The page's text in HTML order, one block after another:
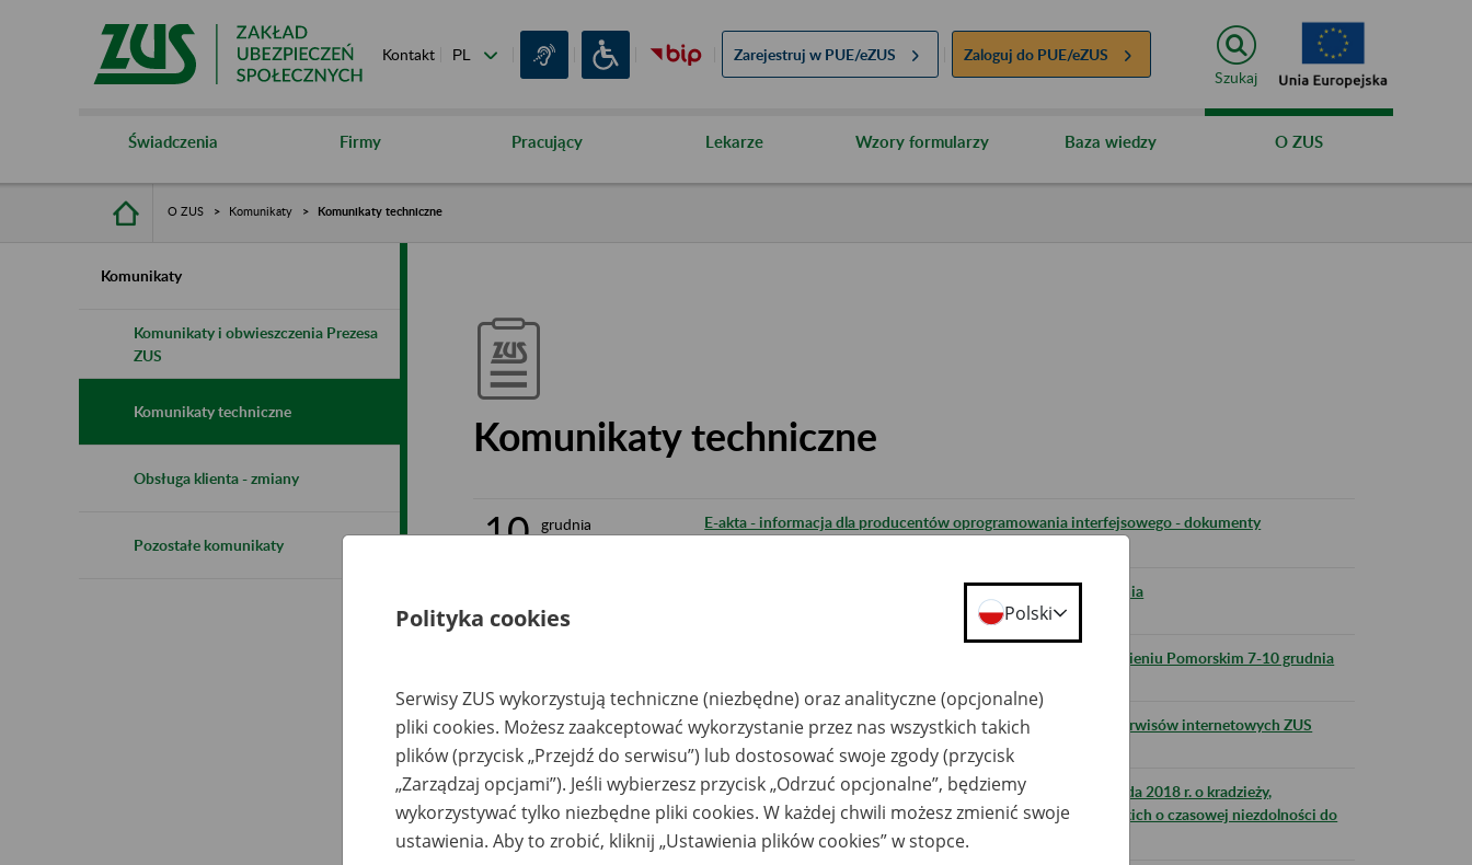
Kontakt Zarejestruj w PUE/eZUS Zaloguj do PUE/eZUS
Szukaj
Świadczenia Firmy Pracujący Lekarze Wzory formularzy Baza wiedzy O ZUS
O ZUS Komunikaty Komunikaty techniczne
Komunikaty
Komunikaty i obwieszczenia Prezesa
ZUS
Komunikaty techniczne
Obsługa klienta - zmiany
Pozostałe komunikaty
Komunikaty techniczne
10
grudnia
2018
E-akta - informacja dla producentów oprogramowania interfejsowego - dokumenty
6 2018
Możliwe ograniczenia w dostępności PUE w nocy z 7 na 8 grudnia
Przerwa w obsłudze klientów w Punkcie informacyjnym w Kamieniu Pomorskim 7-10 grudnia
28
listopada
Informacja o ograniczeniach w dostępności portalu PUE oraz serwisów internetowych ZUS
27
listopada
2018
Informacja Zakładu Ubezpieczeń Społecznych z dnia 27 listopada 2018 r. o kradzieży,
zniszczeniu, zagubieniu i zaginięciu druków zaświadczeń lekarskich o czasowej niezdolności do
pracy
Polityka cookies Polski
Serwisy ZUS wykorzystują techniczne (niezbędne) oraz analityczne (opcjonalne)
pliki cookies. Możesz zaakceptować wykorzystanie przez nas wszystkich takich
plików (przycisk „Przejdź do serwisu”) lub dostosować swoje zgody (przycisk
„Zarządzaj opcjami”). Jeśli wybierzesz przycisk „Odrzuć opcjonalne”, będziemy
wykorzystywać tylko niezbędne pliki cookies. W każdej chwili możesz zmienić swoje
ustawienia. Aby to zrobić, kliknij „Ustawienia plików cookies” w stopce.